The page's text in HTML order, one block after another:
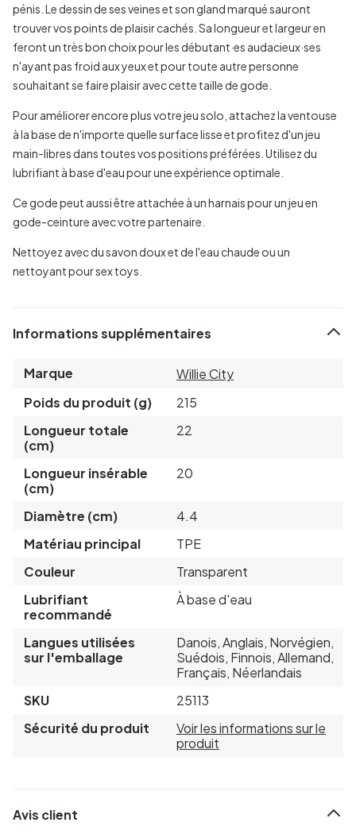
pénis. Le dessin de ses veines et son gland marqué sauront
trouver vos points de plaisir cachés. Sa longueur et largeur en
feront un très bon choix pour les débutant·es audacieux·ses
n'ayant pas froid aux yeux et pour toute autre personne
souhaitant se faire plaisir avec cette taille de gode.
Pour améliorer encore plus votre jeu solo, attachez la ventouse
à la base de n'importe quelle surface lisse et profitez d'un jeu
main-libres dans toutes vos positions préférées. Utilisez du
lubrifiant à base d'eau pour une expérience optimale.
Ce gode peut aussi être attachée à un harnais pour un jeu en
gode-ceinture avec votre partenaire.
Nettoyez avec du savon doux et de l'eau chaude ou un
nettoyant pour sex toys.
Informations supplémentaires
Marque
Willie City
Poids du produit (g)
215
Longueur totale
(cm)
22
Longueur insérable
(cm)
20
Diamètre (cm)
4.4
Matériau principal
TPE
Couleur
Transparent
Lubrifiant
recommandé
À base d'eau
Langues utilisées
sur l'emballage
Danois, Anglais, Norvégien,
Suédois, Finnois, Allemand,
Français, Néerlandais
SKU
25113
Sécurité du produit
Voir les informations sur le
produit
Avis client